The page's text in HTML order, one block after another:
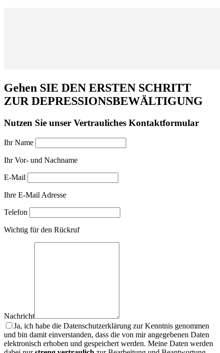
Gehen SIE DEN ERSTEN SCHRITT
ZUR DEPRESSIONSBEWÄLTIGUNG
Nutzen Sie unser Vertrauliches Kontaktformular
Ihr Name
Ihr Vor- und Nachname
E-Mail
Ihre E-Mail Adresse
Telefon
Wichtig für den Rückruf
Nachricht
Ja, ich habe die Datenschutzerklärung zur Kenntnis genommen
und bin damit einverstanden, dass die von mir angegebenen Daten
elektronisch erhoben und gespeichert werden. Meine Daten werden